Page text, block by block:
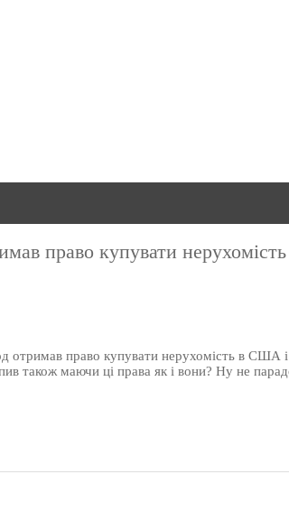
право купувати
отримав право купувати нерухомість в США
також маючи ці права як і вони? Ну не